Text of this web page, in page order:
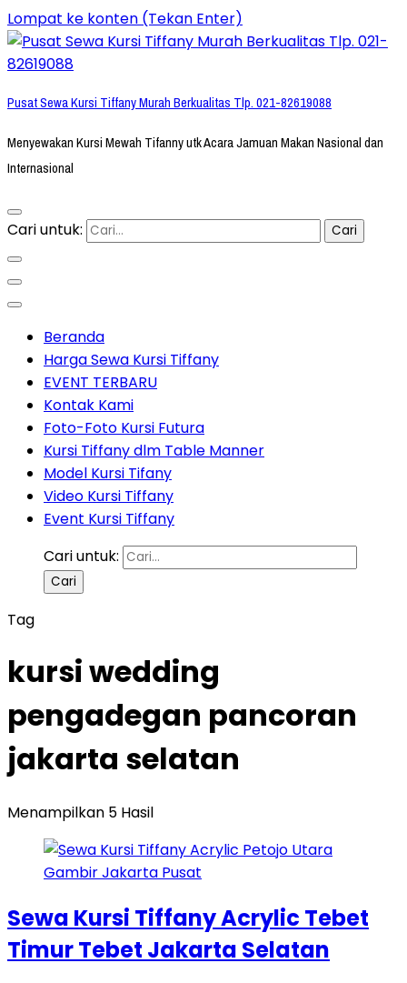
Lompat ke konten (Tekan Enter)
Pusat Sewa Kursi Tiffany Murah Berkualitas Tlp. 021-82619088
Menyewakan Kursi Mewah Tifanny utk Acara Jamuan Makan Nasional dan
Internasional
Cari untuk:
Beranda
Harga Sewa Kursi Tiffany
EVENT TERBARU
Kontak Kami
Foto-Foto Kursi Futura
Kursi Tiffany dlm Table Manner
Model Kursi Tifany
Video Kursi Tiffany
Event Kursi Tiffany
Cari untuk:
Tag
kursi wedding
pengadegan pancoran
jakarta selatan
Menampilkan 5 Hasil
Sewa Kursi Tiffany Acrylic Tebet
Timur Tebet Jakarta Selatan